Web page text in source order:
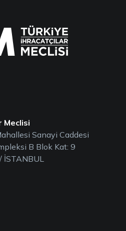
Meclisi
Sanayi Caddesi
B Blok Kat: 9
İSTANBUL